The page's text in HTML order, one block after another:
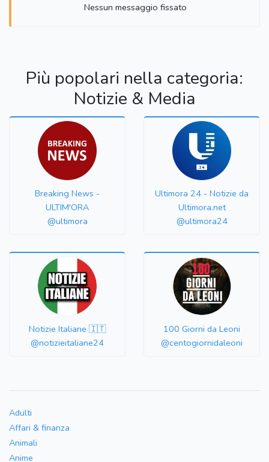
Nessun messaggio fissato
Più popolari nella categoria:
Notizie & Media
Breaking News -
ULTIM'ORA
@ultimora
Ultimora 24 - Notizie da
Ultimora.net
@ultimora24
Notizie Italiane 🇮🇹
@notizieitaliane24
100 Giorni da Leoni
@centogiornidaleoni
Adulti
Affari & finanza
Animali
Anime